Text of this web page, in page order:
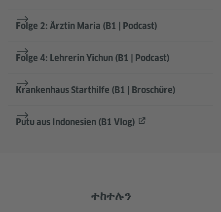
Folge 2: Ärztin Maria (B1 | Podcast)
Folge 4: Lehrerin Yichun (B1 | Podcast)
Krankenhaus Starthilfe (B1 | Broschüre)
Putu aus Indonesien (B1 Vlog)
ተከተሉን